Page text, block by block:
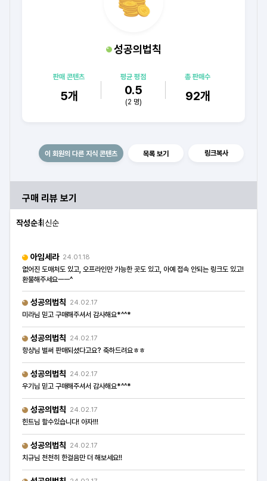
성공의법칙
판매 콘텐츠
5개
평균 평점
0.5
(2 명)
총 판매수
92개
이 회원의 다른 지식 콘텐츠 목록 보기 링크복사
구매 리뷰 보기
작성순최신순
아임세라 24.01.18
없어진 도매처도 있고, 오프라인만 가능한 곳도 있고, 아예 접속 안되는 링크도 있고!
환불해주세요ㅡㅡ^
성공의법칙 24.02.17
미라님 믿고 구매해주셔서 감사해요*^^*
성공의법칙 24.02.17
항상님 벌써 판매되셨다고요? 축하드려요ㅎㅎ
성공의법칙 24.02.17
우기님 믿고 구매해주셔서 감사해요*^^*
성공의법칙 24.02.17
힌트님 할수있습니다! 아자!!!
성공의법칙 24.02.17
치규님 천천히 한걸음만 더 해보세요!!